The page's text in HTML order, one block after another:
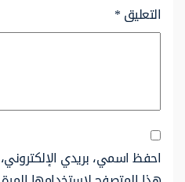
التعليق*
احفظ اسمي، بريدي